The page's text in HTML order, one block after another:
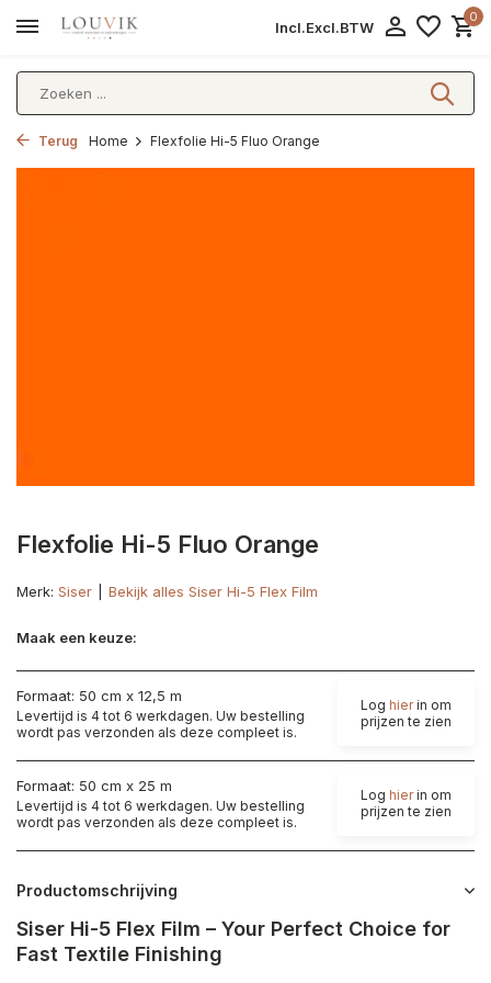
Incl.Excl.BTW
0
Terug Home Flexfolie Hi-5 Fluo Orange
Flexfolie Hi-5 Fluo Orange
Merk: Siser Bekijk alles Siser Hi-5 Flex Film
Maak een keuze:
Formaat: 50 cm x 12,5 m
Levertijd is 4 tot 6 werkdagen. Uw bestelling
wordt pas verzonden als deze compleet is.
Log hierin om
prijzen te zien
Formaat: 50 cm x 25 m
Levertijd is 4 tot 6 werkdagen. Uw bestelling
wordt pas verzonden als deze compleet is.
Log hierin om
prijzen te zien
Productomschrijving
Siser Hi-5 Flex Film – Your Perfect Choice for
Fast Textile Finishing